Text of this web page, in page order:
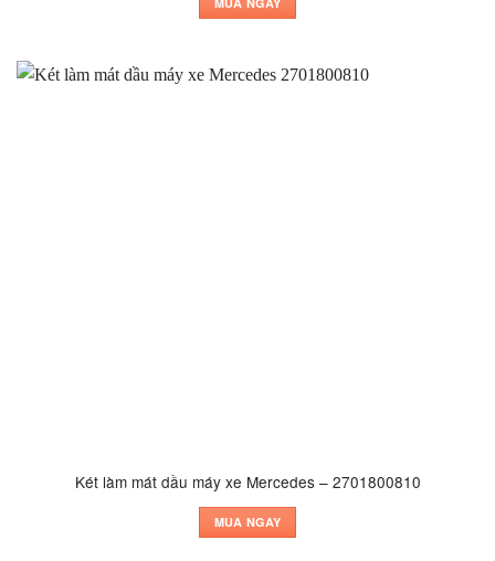
Két làm mát dầu máy xe Mercedes – 2701800810
MUA NGAY